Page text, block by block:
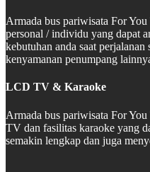
Armada bus pariwisata For
personal / individu yang dapat
kebutuhan anda saat
kenyamanan penumpang
LCD TV & Karaoke
Armada bus pariwisata For
TV dan fasilitas karaoke yang
semakin lengkap dan juga